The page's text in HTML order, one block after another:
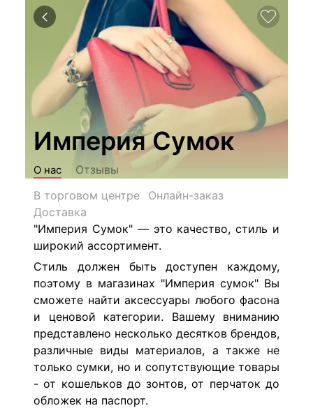
Империя Сумок
О нас
Отзывы
В торговом центре
Онлайн-заказ
Доставка
"Империя Сумок" — это качество, стиль и
широкий ассортимент.
Стиль должен быть доступен каждому,
поэтому в магазинах "Империя сумок" Вы
сможете найти аксессуары любого фасона
и ценовой категории. Вашему вниманию
представлено несколько десятков брендов,
различные виды материалов, а также не
только сумки, но и сопутствующие товары
- от кошельков до зонтов, от перчаток до
обложек на паспорт.